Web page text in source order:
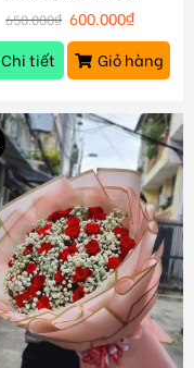
650.000₫ 600.000₫
Chi tiết
Giỏ hàng